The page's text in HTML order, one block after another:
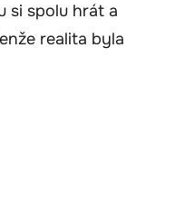
si spolu hrát a
realita byla